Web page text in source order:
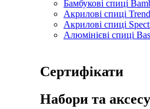
Бамбукові спиці
Акрилові спиці
Акрилові спиці
Алюмінієві спиці
Сертифікати
Набори та